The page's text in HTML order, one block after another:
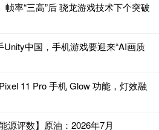
率“三高”后 骁龙游戏技术下个突破
中国，手机游戏要迎来“AI画质
11 Pro 手机 Glow 功能，灯效融
源评数】原油：2026年7月